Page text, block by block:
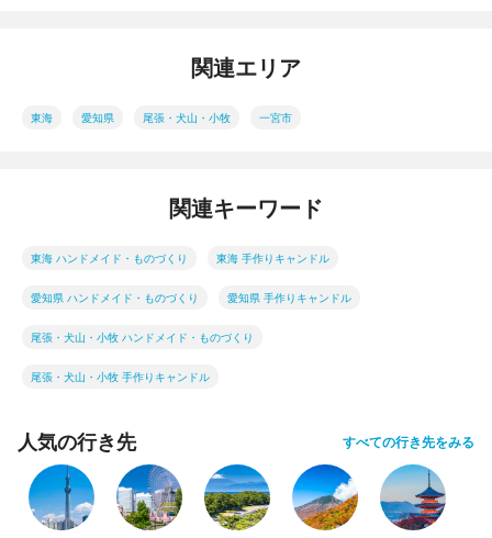
関連エリア
東海 愛知県 尾張・犬山・小牧 一宮市
関連キーワード
東海 ハンドメイド・ものづくり 東海 手作りキャンドル
愛知県 ハンドメイド・ものづくり 愛知県 手作りキャンドル
尾張・犬山・小牧 ハンドメイド・ものづくり
尾張・犬山・小牧 手作りキャンドル
人気の行き先 すべての行き先をみる